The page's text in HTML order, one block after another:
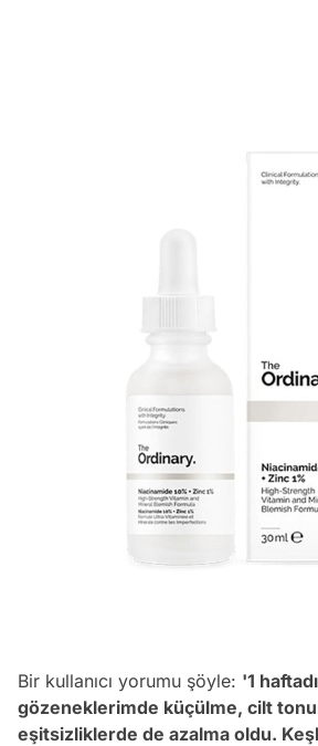
Bir kullanıcı yorumu şöyle: '1
gözeneklerimde küçülme, cilt
eşitsizliklerde de azalma oldu.